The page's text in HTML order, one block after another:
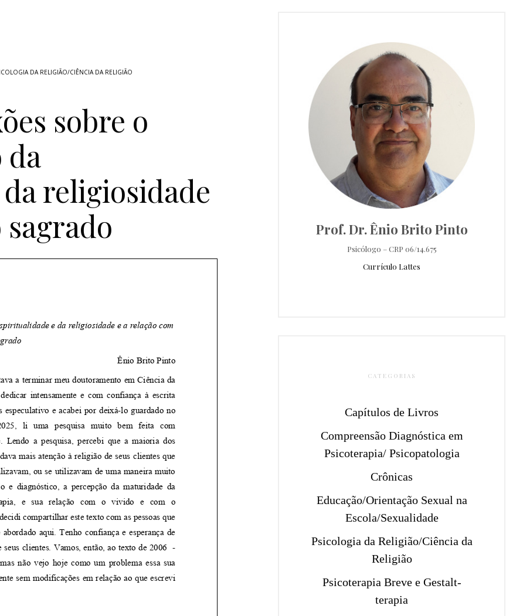
DA RELIGIÃO/CIÊNCIA DA RELIGIÃO
sobre o
religiosidade
sagrado
Prof. Dr. Ênio Brito Pinto
Psicólogo – CRP 06/14.675
Currículo Lattes
CATEGORIAS
Capítulos de Livros
Compreensão Diagnóstica em
Psicoterapia/ Psicopatologia
Crônicas
Educação/Orientação Sexual na
Escola/Sexualidade
Psicologia da Religião/Ciência da
Religião
Psicoterapia Breve e Gestalt-
terapia